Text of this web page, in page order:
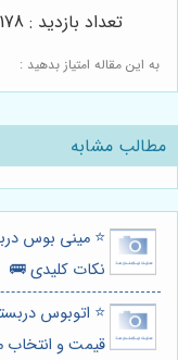
به این مقاله امتیاز بدهید :
تعداد بازدید : 178
مطالب مشابه
⭐️ مینی بوس
نکات کلیدی 🚌
⭐️ اتوبوس
قیمت و